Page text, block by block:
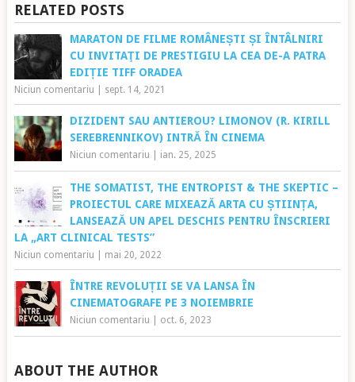
RELATED POSTS
MARATON DE FILME ROMÂNEȘTI ȘI ÎNTÂLNIRI
CU INVITAŢI DE PRESTIGIU LA CEA DE-A PATRA
EDIȚIE TIFF ORADEA
Niciun comentariu sept. 14, 2021
DIZIDENT SAU ANTIEROU? LIMONOV (R. KIRILL
SEREBRENNIKOV) INTRĂ ÎN CINEMA
Niciun comentariu ian. 25, 2025
THE SOMATIST, THE ENTROPIST & THE SKEPTIC –
PROIECTUL CARE MIXEAZĂ ARTA CU ȘTIINȚA,
LANSEAZĂ UN APEL DESCHIS PENTRU ÎNSCRIERI
LA „ART CLINICAL TESTS”
Niciun comentariu mai 20, 2022
ÎNTRE REVOLUȚII SE VA LANSA ÎN
CINEMATOGRAFE PE 3 NOIEMBRIE
Niciun comentariu oct. 6, 2023
ABOUT THE AUTHOR